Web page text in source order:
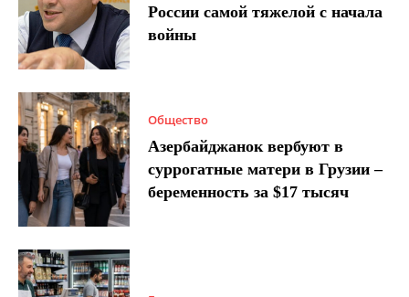
России самой тяжелой с начала
войны
Общество
Азербайджанок вербуют в
суррогатные матери в Грузии –
беременность за $17 тысяч